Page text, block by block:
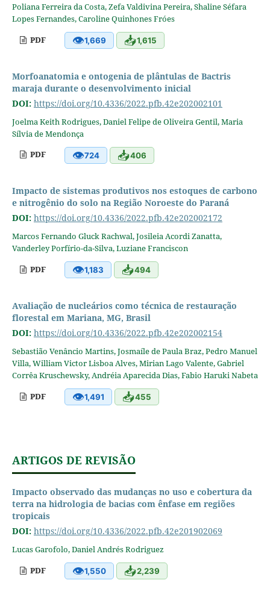
Poliana Ferreira da Costa, Zefa Valdivina Pereira, Shaline Séfara
Lopes Fernandes, Caroline Quinhones Fróes
PDF
👁1,669 📥1,615
Morfoanatomia e ontogenia de plântulas de Bactris
maraja durante o desenvolvimento inicial
DOI: https://doi.org/10.4336/2022.pfb.42e202002101
Joelma Keith Rodrigues, Daniel Felipe de Oliveira Gentil, Maria
Sílvia de Mendonça
PDF
👁724 📥406
Impacto de sistemas produtivos nos estoques de carbono
e nitrogênio do solo na Região Noroeste do Paraná
DOI: https://doi.org/10.4336/2022.pfb.42e202002172
Marcos Fernando Gluck Rachwal, Josileia Acordi Zanatta,
Vanderley Porfírio-da-Silva, Luziane Franciscon
PDF
👁1,183 📥494
Avaliação de nucleários como técnica de restauração
florestal em Mariana, MG, Brasil
DOI: https://doi.org/10.4336/2022.pfb.42e202002154
Sebastião Venâncio Martins, Josmaíle de Paula Braz, Pedro Manuel
Villa, William Victor Lisboa Alves, Mirian Lago Valente, Gabriel
Corrêa Kruschewsky, Andréia Aparecida Dias, Fabio Haruki Nabeta
PDF
👁1,491 📥455
ARTIGOS DE REVISÃO
Impacto observado das mudanças no uso e cobertura da
terra na hidrologia de bacias com ênfase em regiões
tropicais
DOI: https://doi.org/10.4336/2022.pfb.42e201902069
Lucas Garofolo, Daniel Andrés Rodriguez
PDF
👁1,550 📥2,239